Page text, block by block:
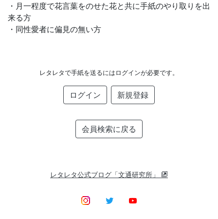
・月一程度で花言葉をのせた花と共に手紙のやり取りを出
来る方
・同性愛者に偏見の無い方
レタレタで手紙を送るにはログインが必要です。
ログイン 新規登録
会員検索に戻る
レタレタ公式ブログ「文通研究所」